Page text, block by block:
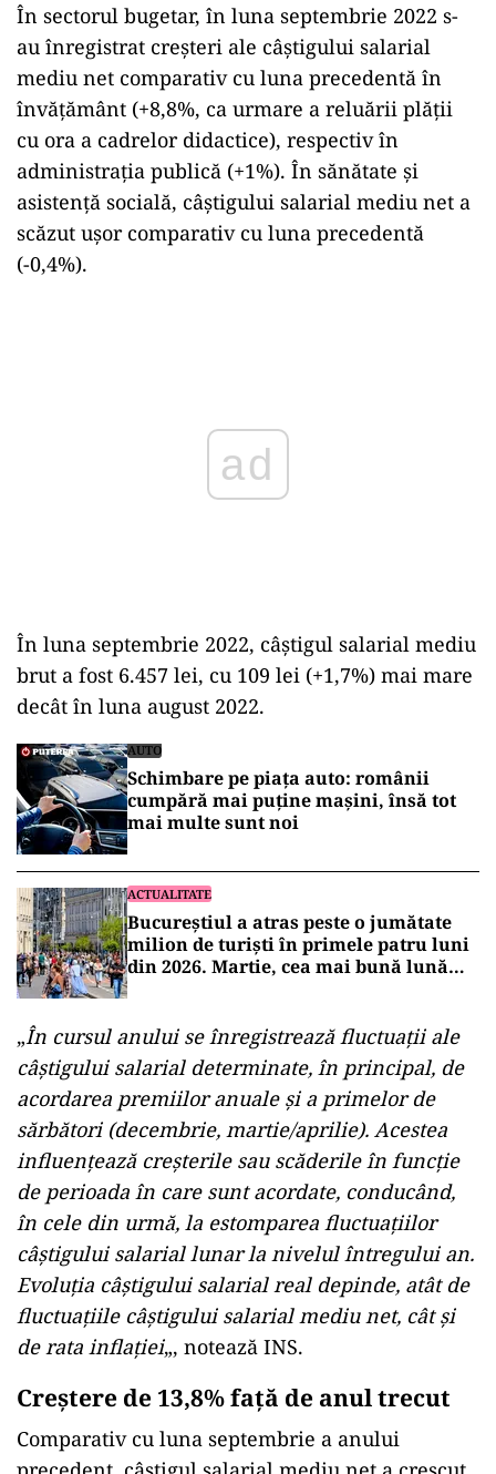
În sectorul bugetar, în luna septembrie 2022 s-
au înregistrat creşteri ale câştigului salarial
mediu net comparativ cu luna precedentă în
învăţământ (+8,8%, ca urmare a reluării plăţii
cu ora a cadrelor didactice), respectiv în
administraţia publică (+1%). În sănătate şi
asistenţă socială, câştigului salarial mediu net a
scăzut uşor comparativ cu luna precedentă
(-0,4%).
În luna septembrie 2022, câştigul salarial mediu
brut a fost 6.457 lei, cu 109 lei (+1,7%) mai mare
decât în luna august 2022.
AUTO
Schimbare pe piața auto: românii
cumpără mai puține mașini, însă tot
mai multe sunt noi
ACTUALITATE
Bucureștiul a atras peste o jumătate
milion de turiști în primele patru luni
din 2026. Martie, cea mai bună lună
„În cursul anului se înregistrează fluctuaţii ale
câştigului salarial determinate, în principal, de
acordarea premiilor anuale şi a primelor de
sărbători (decembrie, martie/aprilie). Acestea
influenţează creşterile sau scăderile în funcţie
de perioada în care sunt acordate, conducând,
în cele din urmă, la estomparea fluctuaţiilor
câştigului salarial lunar la nivelul întregului an.
Evoluţia câştigului salarial real depinde, atât de
fluctuaţiile câştigului salarial mediu net, cât şi
de rata inflaţiei„, notează INS.
Creștere de 13,8% față de anul trecut
Comparativ cu luna septembrie a anului